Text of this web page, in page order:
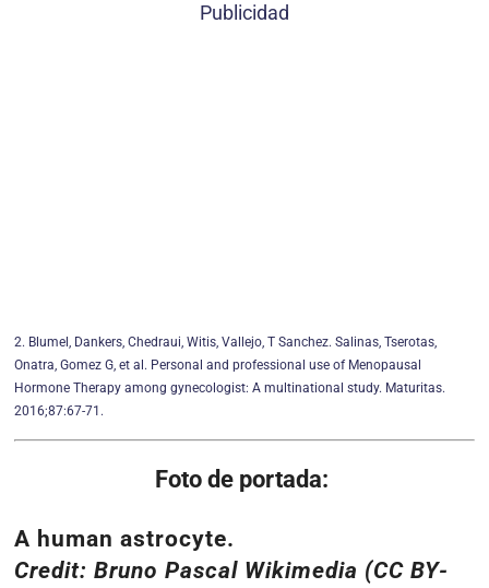
Publicidad
2. Blumel, Dankers, Chedraui, Witis, Vallejo, T Sanchez. Salinas, Tserotas,
Onatra, Gomez G, et al. Personal and professional use of Menopausal
Hormone Therapy among gynecologist: A multinational study. Maturitas.
2016;87:67-71.
Foto de portada:
A human astrocyte.
Credit: Bruno Pascal Wikimedia (CC BY-